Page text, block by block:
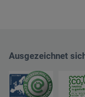
Ausgezeichnet